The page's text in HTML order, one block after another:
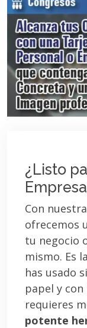
¿Listo
Con
ofrecemos
tu negocio
mismo. Es
has usado
papel y
requieres
potente